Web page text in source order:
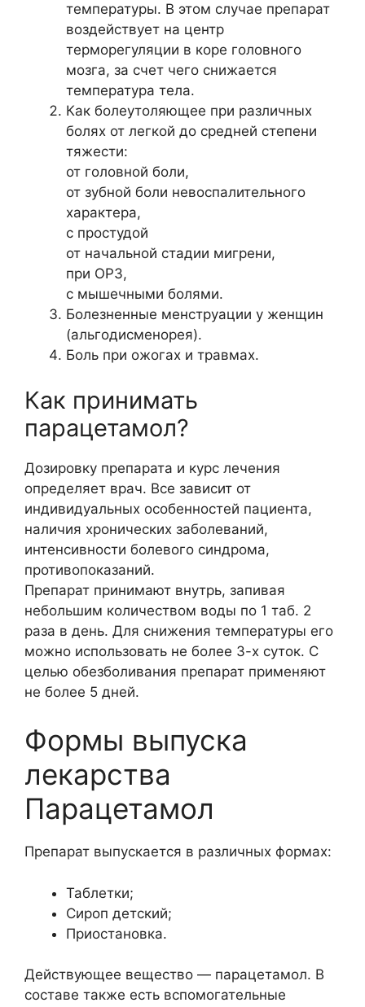
температуры. В этом случае препарат
воздействует на центр
терморегуляции в коре головного
мозга, за счет чего снижается
температура тела.
Как болеутоляющее при различных
болях от легкой до средней степени
тяжести:
от головной боли,
от зубной боли невоспалительного
характера,
с простудой
от начальной стадии мигрени,
при ОРЗ,
с мышечными болями.
Болезненные менструации у женщин
(альгодисменорея).
Боль при ожогах и травмах.
Как принимать
парацетамол?
Дозировку препарата и курс лечения
определяет врач. Все зависит от
индивидуальных особенностей пациента,
наличия хронических заболеваний,
интенсивности болевого синдрома,
противопоказаний.
Препарат принимают внутрь, запивая
небольшим количеством воды по 1 таб. 2
раза в день. Для снижения температуры его
можно использовать не более 3-х суток. С
целью обезболивания препарат применяют
не более 5 дней.
Формы выпуска
лекарства
Парацетамол
Препарат выпускается в различных формах:
Таблетки;
Сироп детский;
Приостановка.
Действующее вещество — парацетамол. В
составе также есть вспомогательные